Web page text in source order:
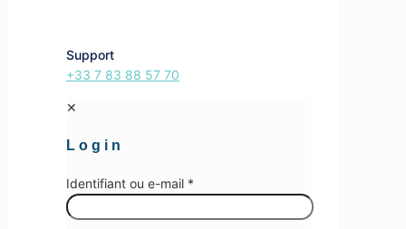
Support
+33 7 83 88 57 70
✕
Login
Identifiant ou e-mail *